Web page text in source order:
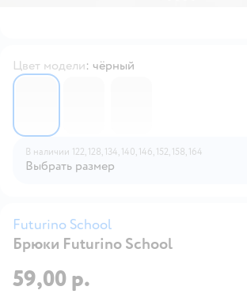
Цвет модели: чёрный
7069237
В наличии 122, 128, 134, 140, 146, 152, 158, 164
Выбрать размер
Futurino School
Брюки Futurino School
59,00 р.